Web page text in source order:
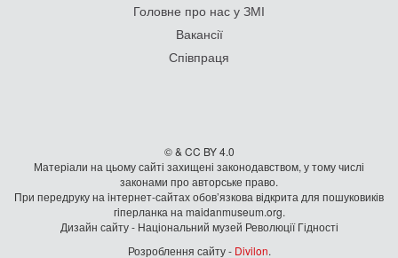
Головне про нас у ЗМІ
Вакансії
Співпраця
© & CC BY 4.0
Матеріали на цьому сайті захищені законодавством, у тому числі
законами про авторське право.
При передруку на iнтернет-сайтах обов’язкова відкрита для пошуковиків
гiперланка на maidanmuseum.org.
Дизайн сайту - Національний музей Революції Гідності
Розроблення сайту - Divilon.